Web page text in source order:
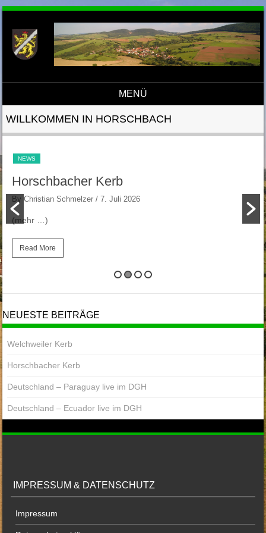
MENÜ
Direkt zum Inhalt
WILLKOMMEN IN HORSCHBACH
NEWS
Horschbacher Kerb
By Christian Schmelzer / 7. Juli 2026
(mehr …)
Read More
NEUESTE BEITRÄGE
Welchweiler Kerb
Horschbacher Kerb
Deutschland – Paraguay live im DGH
Deutschland – Ecuador live im DGH
IMPRESSUM & DATENSCHUTZ
Impressum